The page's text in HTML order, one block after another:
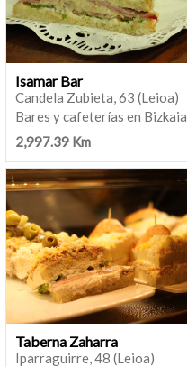
Isamar Bar
Candela Zubieta, 63 (Leioa)
Bares y cafeterías en Bizkaia
2,997.39 Km
Taberna Zaharra
Iparraguirre, 48 (Leioa)